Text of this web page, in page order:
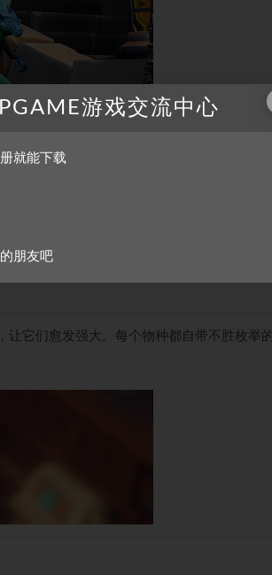
来打造您的英雄，最大化您的伤害。旅途过
配。
升级装备，修缮属于您自己的地盘，向好友
它们愈发强大。每个物种都自带不胜枚举的
游戏交流中心
就能下载
朋友吧